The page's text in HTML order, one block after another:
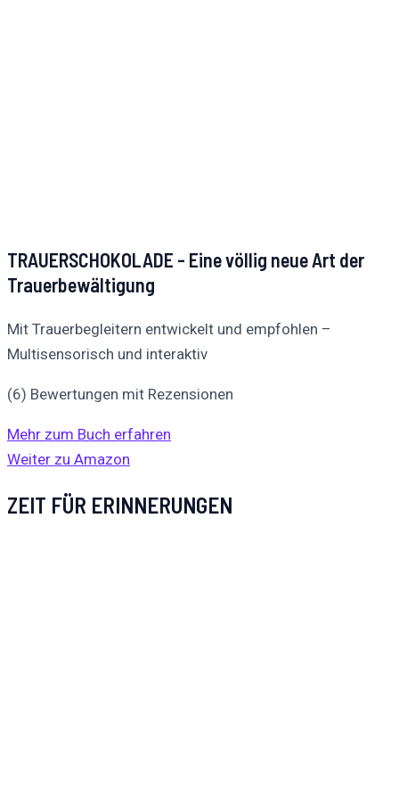
TRAUERSCHOKOLADE - Eine völlig neue Art der
Trauerbewältigung
Mit Trauerbegleitern entwickelt und empfohlen –
Multisensorisch und interaktiv
(6) Bewertungen mit Rezensionen
Mehr zum Buch erfahren
Weiter zu Amazon
ZEIT FÜR ERINNERUNGEN